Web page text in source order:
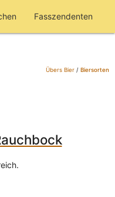
Fasszendenten
Übers Bier/ Biersorten